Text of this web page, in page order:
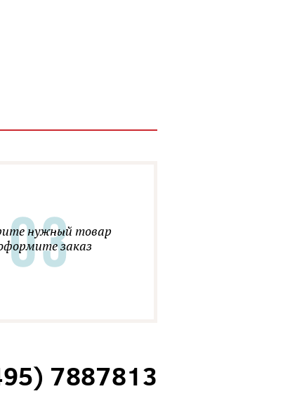
нужный товар
заказ
7887813